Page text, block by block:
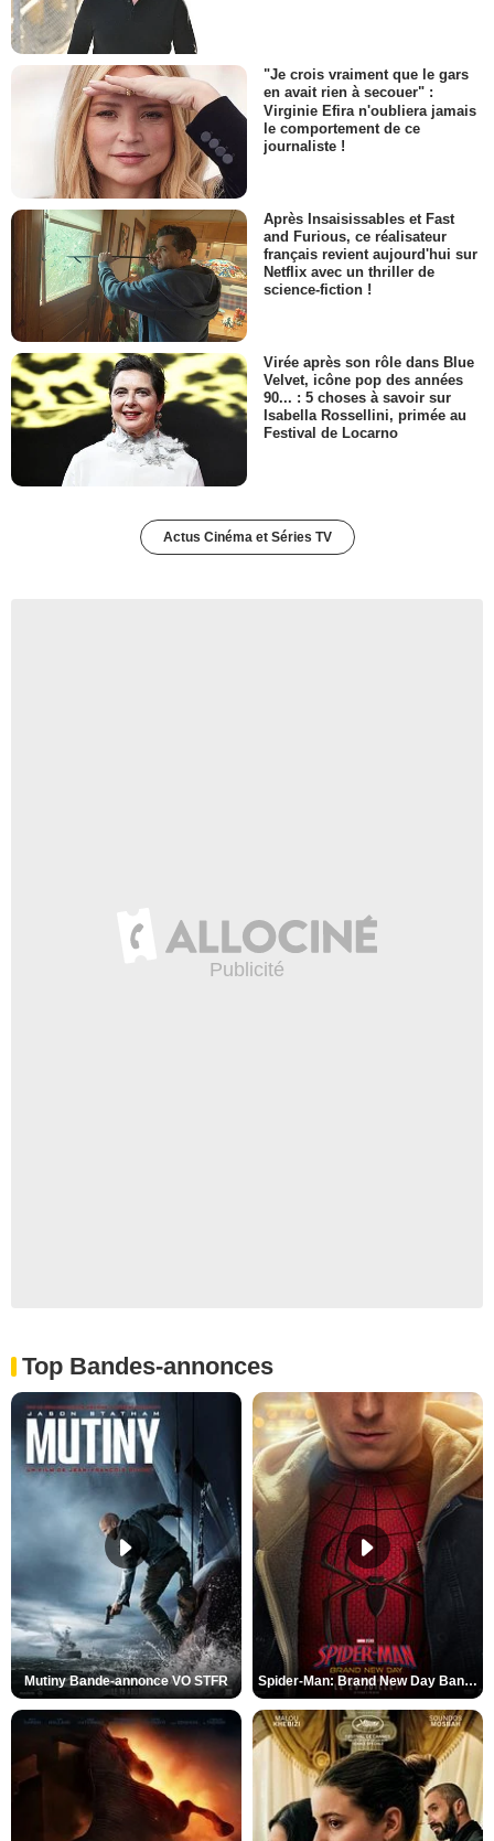
"Je crois vraiment que le gars
en avait rien à secouer" :
Virginie Efira n'oubliera jamais
le comportement de ce
journaliste !
Après Insaisissables et Fast
and Furious, ce réalisateur
français revient aujourd'hui sur
Netflix avec un thriller de
science-fiction !
Virée après son rôle dans Blue
Velvet, icône pop des années
90... : 5 choses à savoir sur
Isabella Rossellini, primée au
Festival de Locarno
Actus Cinéma et Séries TV
Top Bandes-annonces
Mutiny Bande-annonce VO STFR Spider-Man: Brand New Day Bande-annonce VO STFR